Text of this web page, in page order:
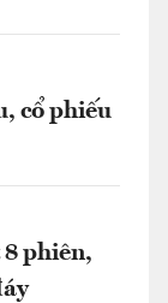
cổ phiếu
phiên,